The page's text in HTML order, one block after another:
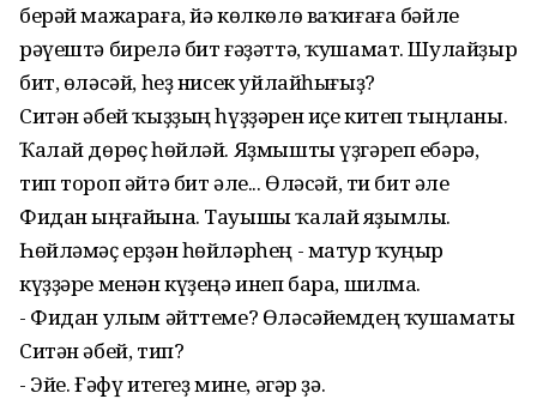
берәй мажараға, йә көлкөлө ваҡиғаға бәйле
рәүештә бирелә бит ғәҙәттә, ҡушамат. Шулайҙыр
бит, өләсәй, һеҙ нисек уйлайһығыҙ?
Ситән әбей ҡыҙҙың һүҙҙәрен иҫе китеп тыңланы.
Ҡалай дөрөҫ һөйләй. Яҙмышты үҙгәреп ебәрә,
тип тороп әйтә бит әле... Өләсәй, ти бит әле
Фидан ыңғайына. Тауышы ҡалай яҙымлы.
Һөйләмәҫ ерҙән һөйләрһең - матур ҡуңыр
күҙҙәре менән күҙеңә инеп бара, шилма.
- Фидан улым әйттеме? Өләсәйемдең ҡушаматы
Ситән әбей, тип?
- Эйе. Ғәфү итегеҙ мине, әгәр ҙә.